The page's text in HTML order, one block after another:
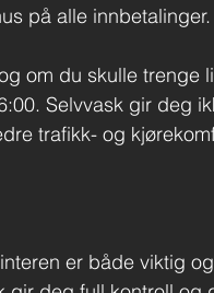
på alle
om du skulle
Selvvask gir deg
trafikk- og
er både viktig